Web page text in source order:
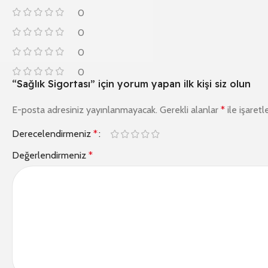
0
0
0
0
“Sağlık Sigortası” için yorum yapan ilk kişi siz olun
E-posta adresiniz yayınlanmayacak. Gerekli alanlar * ile
Derecelendirmeniz *
Değerlendirmeniz *